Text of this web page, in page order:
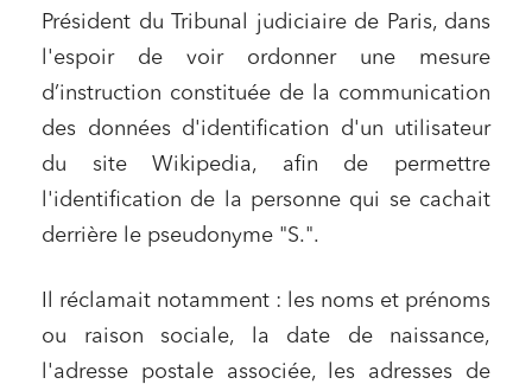
Président du Tribunal judiciaire de Paris, dans
l'espoir de voir ordonner une mesure
d’instruction constituée de la communication
des données d'identification d'un utilisateur
du site Wikipedia, afin de permettre
l'identification de la personne qui se cachait
derrière le pseudonyme "S.".
Il réclamait notamment : les noms et prénoms
ou raison sociale, la date de naissance,
l'adresse postale associée, les adresses de